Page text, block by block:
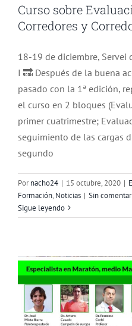
Curso sobre
Corredores y
18-19 de diciembre, Servei
I 🔜 Después de la buena
pasado con la 1ª edición,
el curso en 2 bloques
primer cuatrimestre;
seguimiento de las cargas
segundo
Pornacho24 | 15 octubre, 2020 |
Formación, Noticias | Sin
Sigue leyendoCurso de